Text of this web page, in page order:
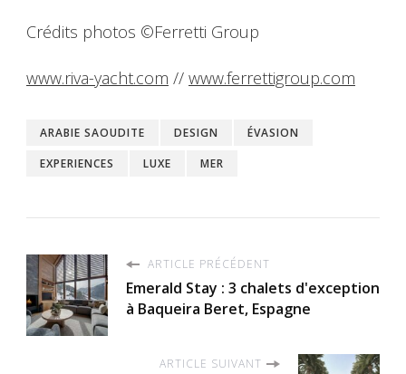
Crédits photos ©Ferretti Group
www.riva-yacht.com // www.ferrettigroup.com
ARABIE SAOUDITE DESIGN
ÉVASION
EXPERIENCES
LUXE MER
ARTICLE PRÉCÉDENT
Emerald Stay : 3 chalets d'exception
à Baqueira Beret, Espagne
ARTICLE SUIVANT